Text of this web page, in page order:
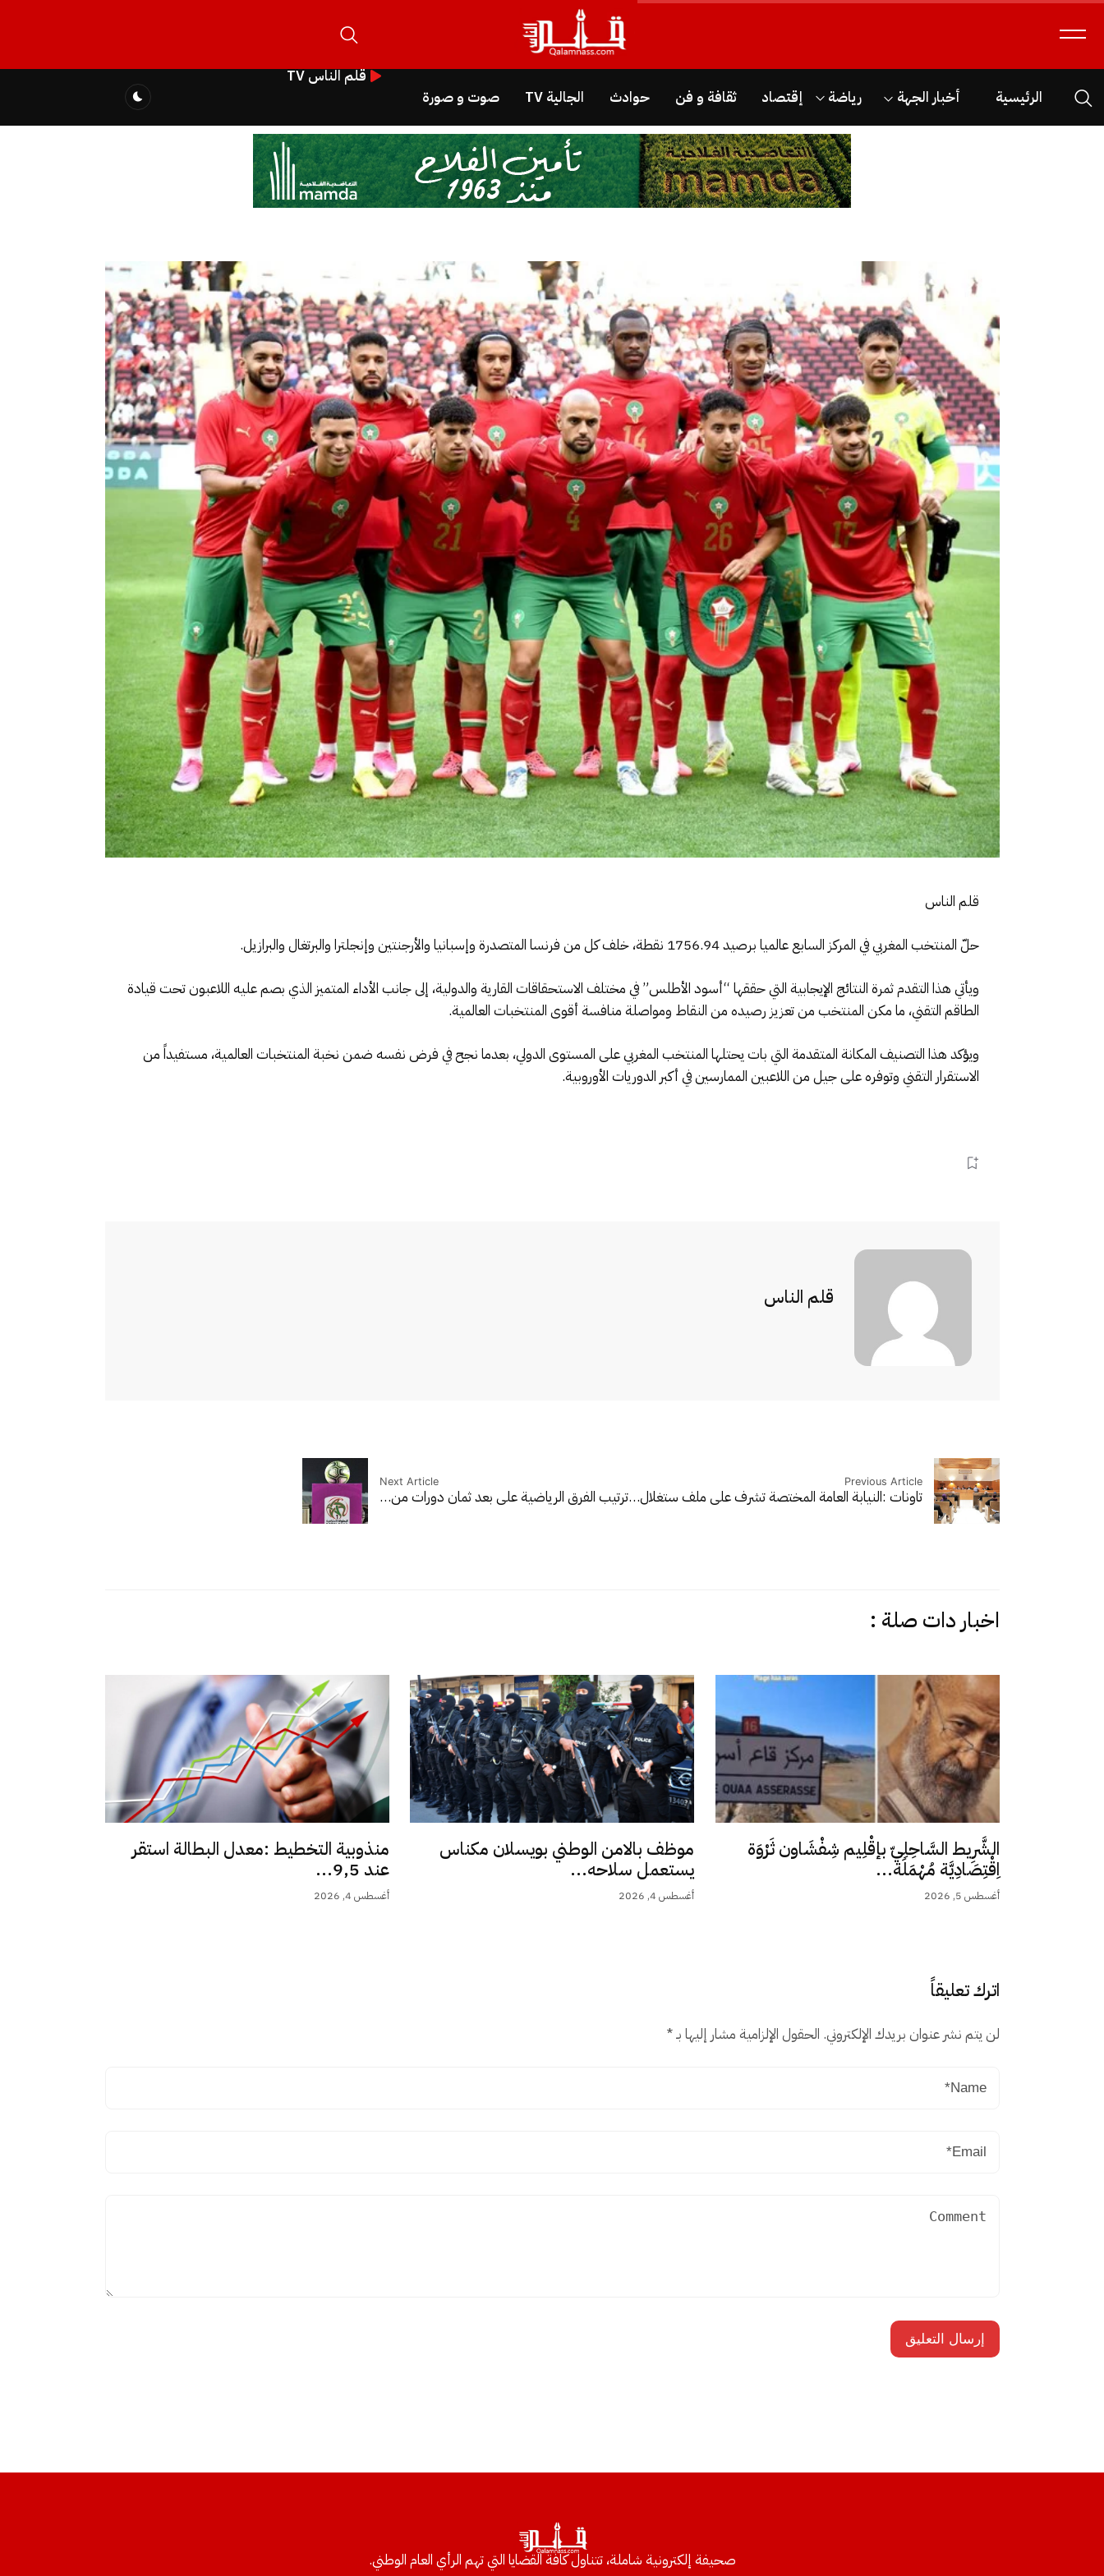
الرئيسية أخبار الجهة رياضة إقتصاد ثقافة و فن حوادث الجالية TV صوت و صورة
قلم الناس TV
قلم الناس
حلّ المنتخب المغربي في المركز السابع عالميا برصيد 1756.94 نقطة، خلف كل من فرنسا المتصدرة وإسبانيا والأرجنتين وإنجلترا والبرتغال والبرازيل.
ويأتي هذا التقدم ثمرة النتائج الإيجابية التي حققها “أسود الأطلس” في مختلف الاستحقاقات القارية والدولية، إلى جانب الأداء المتميز الذي بصم عليه اللاعبون تحت قيادة
الطاقم التقني، ما مكن المنتخب من تعزيز رصيده من النقاط ومواصلة منافسة أقوى المنتخبات العالمية.
ويؤكد هذا التصنيف المكانة المتقدمة التي بات يحتلها المنتخب المغربي على المستوى الدولي، بعدما نجح في فرض نفسه ضمن نخبة المنتخبات العالمية، مستفيداً من
الاستقرار التقني وتوفره على جيل من اللاعبين الممارسين في أكبر الدوريات الأوروبية.
قلم الناس
Previous Article
تاونات :النيابة العامة المختصة تشرف على ملف ستغلال…
Next Article
ترتيب الفرق الرياضية على بعد ثمان دورات من…
اخبار دات صلة :
الشَّرِيط السَّاحِلِيّ بإقْلِيم شِفْشَاون ثَرْوَة
اِقْتِصَادِيَّة مُهْمَلَة...
أغسطس 5, 2026
موظف بالامن الوطني بويسلان مكناس
يستعمل سلاحه...
أغسطس 4, 2026
منذوبية التخطيط :معدل البطالة استقر
عند 9,5...
أغسطس 4, 2026
اترك تعليقاً
لن يتم نشر عنوان بريدك الإلكتروني. الحقول الإلزامية مشار إليها بـ*
صحيفة إلكترونية شاملة، تتناول كافة القضايا التي تهم الرأي العام الوطني.